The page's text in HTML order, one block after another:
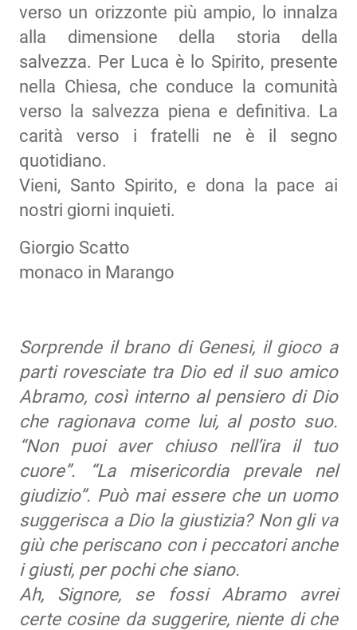
verso un orizzonte più ampio, lo innalza
alla dimensione della storia della
salvezza. Per Luca è lo Spirito, presente
nella Chiesa, che conduce la comunità
verso la salvezza piena e definitiva. La
carità verso i fratelli ne è il segno
quotidiano.
Vieni, Santo Spirito, e dona la pace ai
nostri giorni inquieti.
Giorgio Scatto
monaco in Marango
Sorprende il brano di Genesi, il gioco a
parti rovesciate tra Dio ed il suo amico
Abramo, così interno al pensiero di Dio
che ragionava come lui, al posto suo.
“Non puoi aver chiuso nell’ira il tuo
cuore”. “La misericordia prevale nel
giudizio”. Può mai essere che un uomo
suggerisca a Dio la giustizia? Non gli va
giù che periscano con i peccatori anche
i giusti, per pochi che siano.
Ah, Signore, se fossi Abramo avrei
certe cosine da suggerire, niente di che